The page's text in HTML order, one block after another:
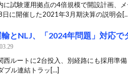
に試験運用拠点の4倍規模で開設計画、
日に開催した2021年3月期決算の説明会
とNLJ、「2024年問題」対応
西ルートに2台投入、別経路にも採用準
ブル連結トラッ[…]